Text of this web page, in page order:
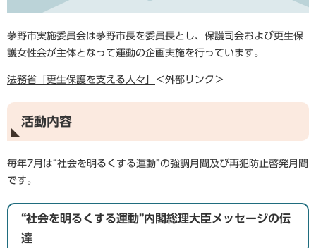
茅野市実施委員会は茅野市長を委員長とし、保護司会および更生保
護女性会が主体となって運動の企画実施を行っています。
法務省「更生保護を支える人々」 ＜外部リンク＞
活動内容
毎年7月は“社会を明るくする運動”の強調月間及び再犯防止啓発月間
です。
“社会を明るくする運動”内閣総理大臣メッセージの伝
達